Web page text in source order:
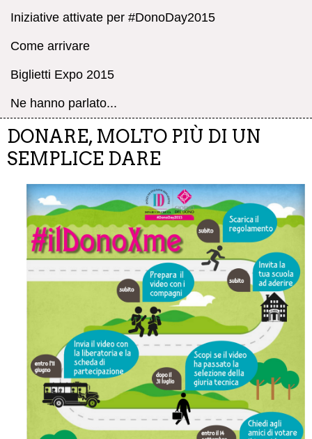
Iniziative attivate per #DonoDay2015
Come arrivare
Biglietti Expo 2015
Ne hanno parlato...
DONARE, MOLTO PIÙ DI UN
SEMPLICE DARE